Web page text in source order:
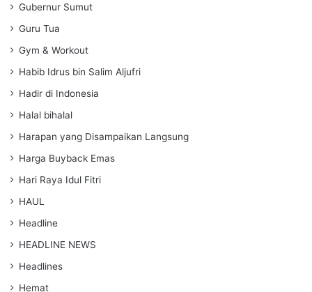
Gubernur Sumut
Guru Tua
Gym & Workout
Habib Idrus bin Salim Aljufri
Hadir di Indonesia
Halal bihalal
Harapan yang Disampaikan Langsung
Harga Buyback Emas
Hari Raya Idul Fitri
HAUL
Headline
HEADLINE NEWS
Headlines
Hemat